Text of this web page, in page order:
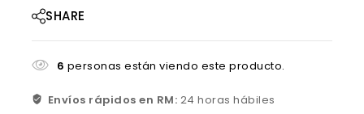
SHARE
6 personas están viendo este producto.
Envíos rápidos en RM: 24 horas hábiles